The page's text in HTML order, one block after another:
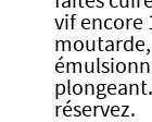
vif encore
réservez.